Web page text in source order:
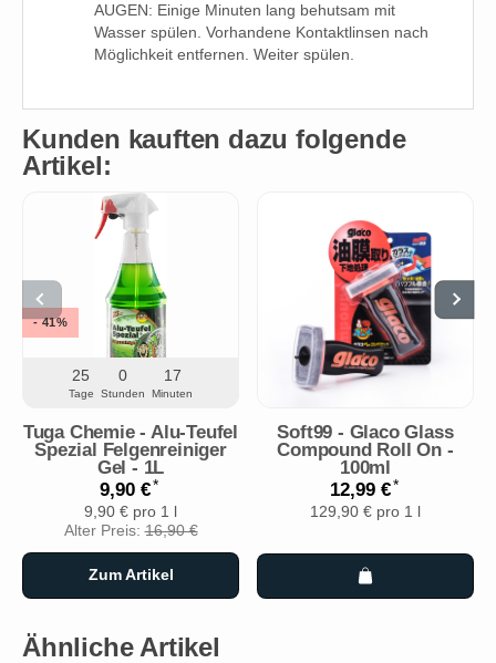
AUGEN: Einige Minuten lang behutsam mit
Wasser spülen. Vorhandene Kontaktlinsen nach
Möglichkeit entfernen. Weiter spülen.
Kunden kauften dazu folgende
Artikel:
25
Tage
0
Stunden
17
Minuten
- 41%
Tuga Chemie - Alu-Teufel
Spezial Felgenreiniger
Gel - 1L
9,90 €*
9,90 € pro 1 l
Alter Preis:16,90 €
Zum Artikel
Soft99 - Glaco Glass
Compound Roll On -
100ml
12,99 €*
129,90 € pro 1 l
Ähnliche Artikel